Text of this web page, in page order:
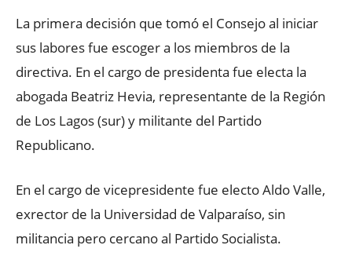
La primera decisión que tomó el Consejo al iniciar
sus labores fue escoger a los miembros de la
directiva. En el cargo de presidenta fue electa la
abogada Beatriz Hevia, representante de la Región
de Los Lagos (sur) y militante del Partido
Republicano.
En el cargo de vicepresidente fue electo Aldo Valle,
exrector de la Universidad de Valparaíso, sin
militancia pero cercano al Partido Socialista.